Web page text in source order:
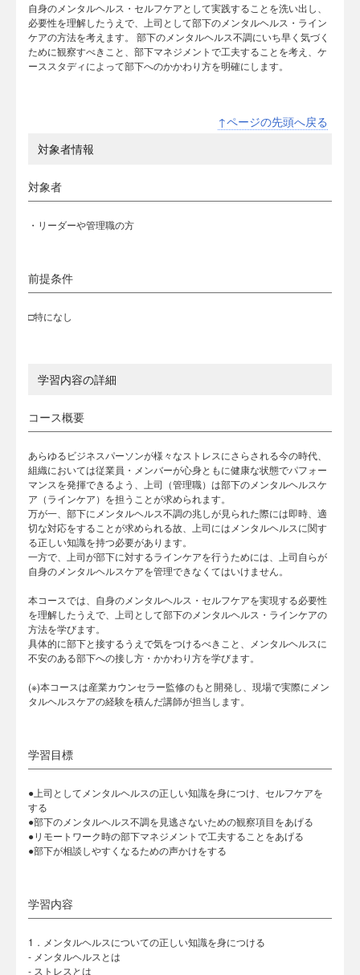
自身のメンタルヘルス・セルフケアとして実践することを洗い出し、
必要性を理解したうえで、上司として部下のメンタルヘルス・ライン
ケアの方法を考えます。 部下のメンタルヘルス不調にいち早く気づく
ために観察すべきこと、部下マネジメントで工夫することを考え、ケ
ーススタディによって部下へのかかわり方を明確にします。
↑ページの先頭へ戻る
対象者情報
対象者
・リーダーや管理職の方
前提条件
□特になし
学習内容の詳細
コース概要
あらゆるビジネスパーソンが様々なストレスにさらされる今の時代、
組織においては従業員・メンバーが心身ともに健康な状態でパフォー
マンスを発揮できるよう、上司（管理職）は部下のメンタルヘルスケ
ア（ラインケア）を担うことが求められます。
万が一、部下にメンタルヘルス不調の兆しが見られた際には即時、適
切な対応をすることが求められる故、上司にはメンタルヘルスに関す
る正しい知識を持つ必要があります。
一方で、上司が部下に対するラインケアを行うためには、上司自らが
自身のメンタルヘルスケアを管理できなくてはいけません。
本コースでは、自身のメンタルヘルス・セルフケアを実現する必要性
を理解したうえで、上司として部下のメンタルヘルス・ラインケアの
方法を学びます。
具体的に部下と接するうえで気をつけるべきこと、メンタルヘルスに
不安のある部下への接し方・かかわり方を学びます。
(※)本コースは産業カウンセラー監修のもと開発し、現場で実際にメン
タルヘルスケアの経験を積んだ講師が担当します。
学習目標
●上司としてメンタルヘルスの正しい知識を身につけ、セルフケアを
する
●部下のメンタルヘルス不調を見逃さないための観察項目をあげる
●リモートワーク時の部下マネジメントで工夫することをあげる
●部下が相談しやすくなるための声かけをする
学習内容
1．メンタルヘルスについての正しい知識を身につける
- メンタルヘルスとは
- ストレスとは